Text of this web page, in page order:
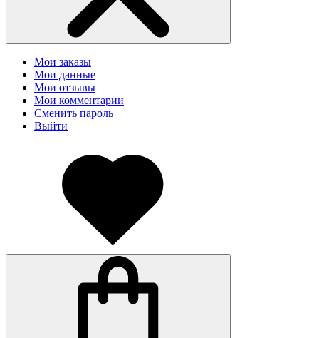
Мои заказы
Мои данные
Мои отзывы
Мои комментарии
Сменить пароль
Выйти